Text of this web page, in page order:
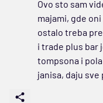
Ovo sto sam
majami, gde
ostalo treba
i trade plus bar
tompsona i
janisa, daju sve